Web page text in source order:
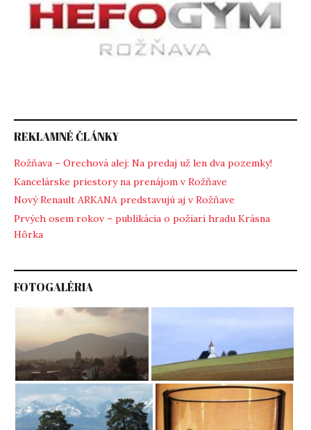
REKLAMNÉ ČLÁNKY
Rožňava – Orechová alej: Na predaj už len dva pozemky!
Kancelárske priestory na prenájom v Rožňave
Nový Renault ARKANA predstavujú aj v Rožňave
Prvých osem rokov – publikácia o požiari hradu Krásna
Hôrka
FOTOGALÉRIA